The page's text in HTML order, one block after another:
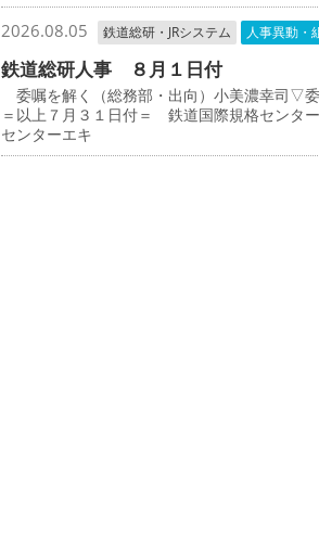
2026.08.05 鉄道総研・JRシステム 人事異動・
鉄道総研人事 ８月１日付
委嘱を解く（総務部・出向）小美濃幸司▽
＝以上７月３１日付＝ 鉄道国際規格センタ
センターエキ